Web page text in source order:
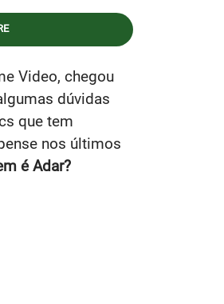
Video, chegou
dúvidas
que tem
nos últimos
é Adar?